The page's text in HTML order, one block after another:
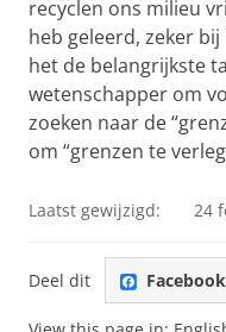
recyclen ons milieu
heb geleerd, zeker
het de belangrijkste
wetenschapper om
zoeken naar de
om “grenzen te
Laatst gewijzigd: 24
Deel dit Facebook